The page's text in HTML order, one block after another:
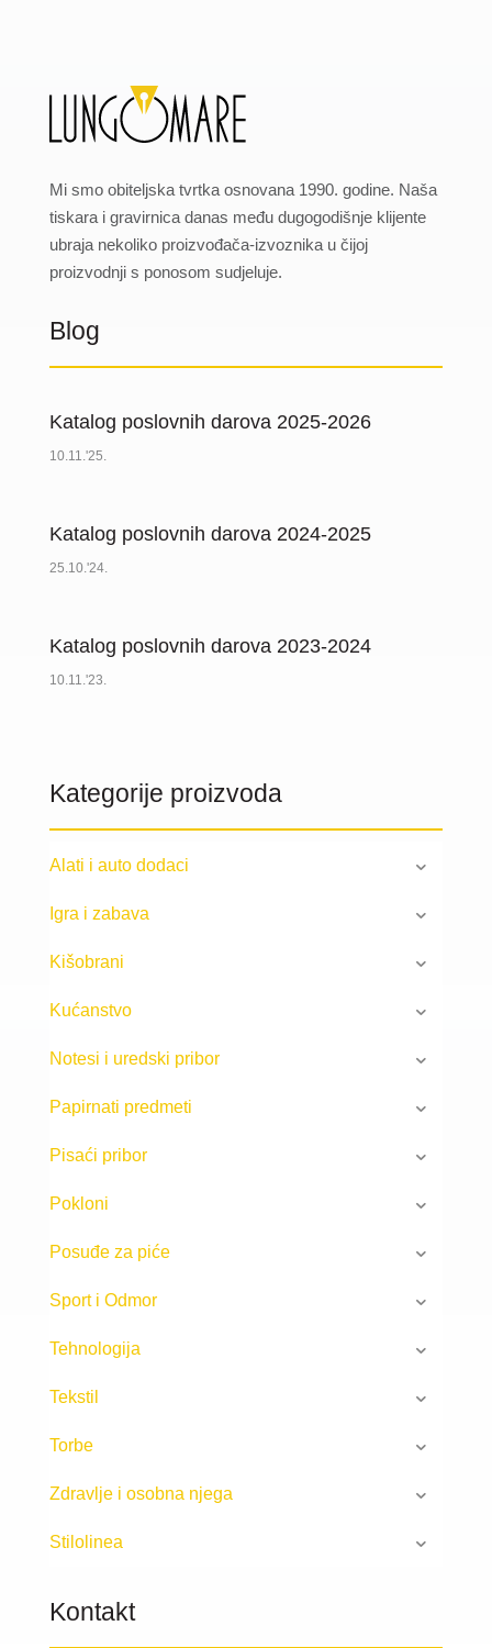
Mi smo obiteljska tvrtka osnovana 1990. godine. Naša
tiskara i gravirnica danas među dugogodišnje klijente
ubraja nekoliko proizvođača-izvoznika u čijoj
proizvodnji s ponosom sudjeluje.
Blog
Katalog poslovnih darova 2025-2026
10.11.'25.
Katalog poslovnih darova 2024-2025
25.10.'24.
Katalog poslovnih darova 2023-2024
10.11.'23.
Kategorije proizvoda
Alati i auto dodaci
Igra i zabava
Kišobrani
Kućanstvo
Notesi i uredski pribor
Papirnati predmeti
Pisaći pribor
Pokloni
Posuđe za piće
Sport i Odmor
Tehnologija
Tekstil
Torbe
Zdravlje i osobna njega
Stilolinea
Kontakt